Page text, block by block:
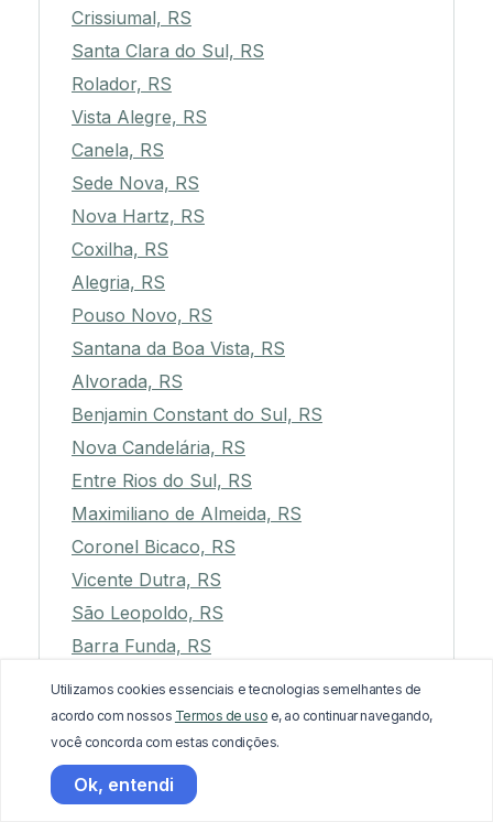
Crissiumal, RS
Santa Clara do Sul, RS
Rolador, RS
Vista Alegre, RS
Canela, RS
Sede Nova, RS
Nova Hartz, RS
Coxilha, RS
Alegria, RS
Pouso Novo, RS
Santana da Boa Vista, RS
Alvorada, RS
Benjamin Constant do Sul, RS
Nova Candelária, RS
Entre Rios do Sul, RS
Maximiliano de Almeida, RS
Coronel Bicaco, RS
Vicente Dutra, RS
São Leopoldo, RS
Barra Funda, RS
Novo Hamburgo, RS
Canudos do Vale, RS
Barra do Rio Azul, RS
Dois Lajeados, RS
Soledade, RS
Utilizamos cookies essenciais e tecnologias semelhantes de
acordo com nossos Termos de uso e, ao continuar navegando,
você concorda com estas condições.
Ok, entendi